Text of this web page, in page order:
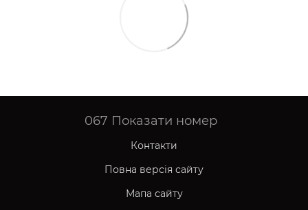
067 Показати номер
Контакти
Повна версія сайту
Мапа сайту